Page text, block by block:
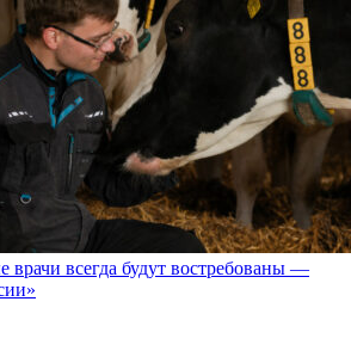
врачи всегда будут востребованы —